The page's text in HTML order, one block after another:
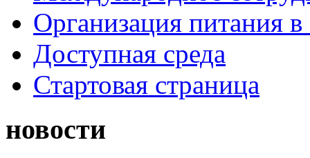
Организация питания в
Доступная среда
Стартовая страница
новости